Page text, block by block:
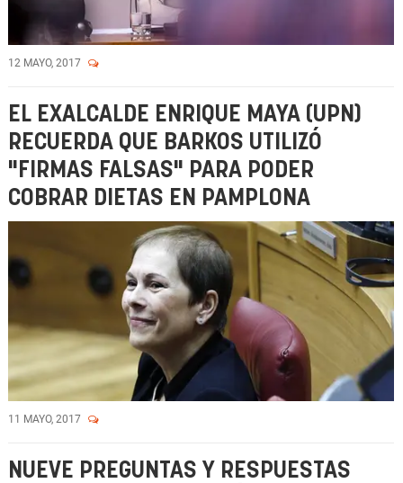
12 MAYO, 2017
EL EXALCALDE ENRIQUE MAYA (UPN)
RECUERDA QUE BARKOS UTILIZÓ
"FIRMAS FALSAS" PARA PODER
COBRAR DIETAS EN PAMPLONA
11 MAYO, 2017
NUEVE PREGUNTAS Y RESPUESTAS